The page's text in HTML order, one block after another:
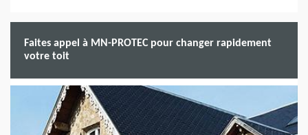
Faites appel à MN-PROTEC pour changer rapidement
votre toit